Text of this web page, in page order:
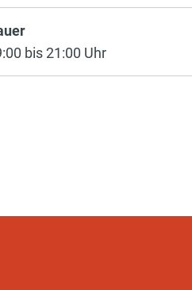
bis 21:00 Uhr